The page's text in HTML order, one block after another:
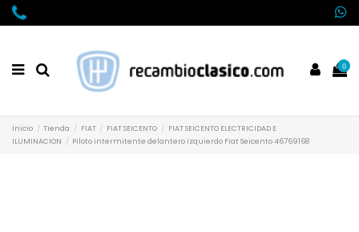
0
Inicio Tienda FIAT FIAT SEICENTO
FIAT SEICENTO ELECTRICIDAD E
ILUMINACION
Piloto intermitente delantero izquierdo Fiat Seicento 46769168